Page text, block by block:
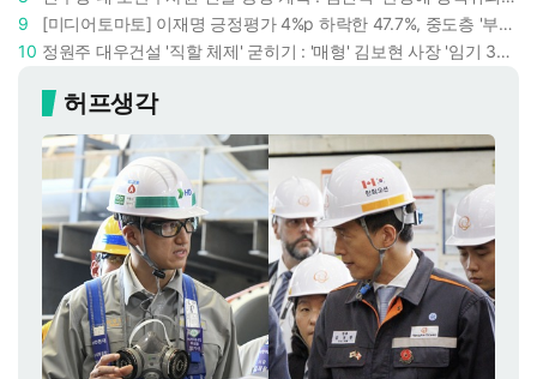
9
[미디어토마토] 이재명 긍정평가 4%p 하락한 47.7%, 중도층 '부정 49.7% vs 긍정 42.9%'
10
정원주 대우건설 '직할 체제' 굳히기 : '매형' 김보현 사장 '임기 3년' 받고 4개월 만에 물러났다
허프생각